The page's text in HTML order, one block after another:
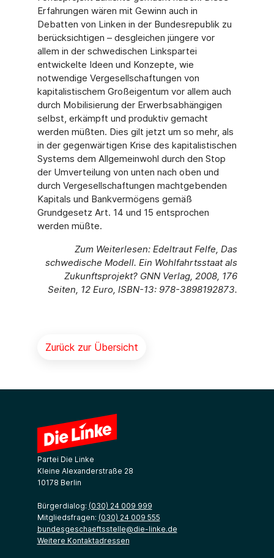
Erfahrungen wären mit Gewinn auch in
Debatten von Linken in der Bundesrepublik zu
berücksichtigen – desgleichen jüngere vor
allem in der schwedischen Linkspartei
entwickelte Ideen und Konzepte, wie
notwendige Vergesellschaftungen von
kapitalistischem Großeigentum vor allem auch
durch Mobilisierung der Erwerbsabhängigen
selbst, erkämpft und produktiv gemacht
werden müßten. Dies gilt jetzt um so mehr, als
in der gegenwärtigen Krise des kapitalistischen
Systems dem Allgemeinwohl durch den Stop
der Umverteilung von unten nach oben und
durch Vergesellschaftungen machtgebenden
Kapitals und Bankvermögens gemäß
Grundgesetz Art. 14 und 15 entsprochen
werden müßte.
Zum Weiterlesen: Edeltraut Felfe, Das
schwedische Modell. Ein Wohlfahrtsstaat als
Zukunftsprojekt? GNN Verlag, 2008, 176
Seiten, 12 Euro, ISBN-13: 978-3898192873.
Zurück zur Übersicht
Partei Die Linke
Kleine Alexanderstraße 28
10178 Berlin
Bürgerdialog: (030) 24 009 999
Mitgliedsfragen: (030) 24 009 555
bundesgeschaeftsstelle@die-linke.de
Weitere Kontaktadressen